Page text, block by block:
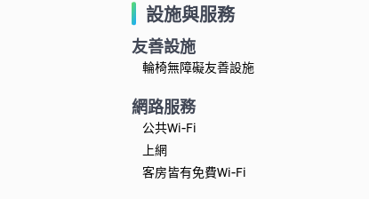
設施與服務
友善設施
輪椅無障礙友善設施
網路服務
公共Wi-Fi
上網
客房皆有免費Wi-Fi